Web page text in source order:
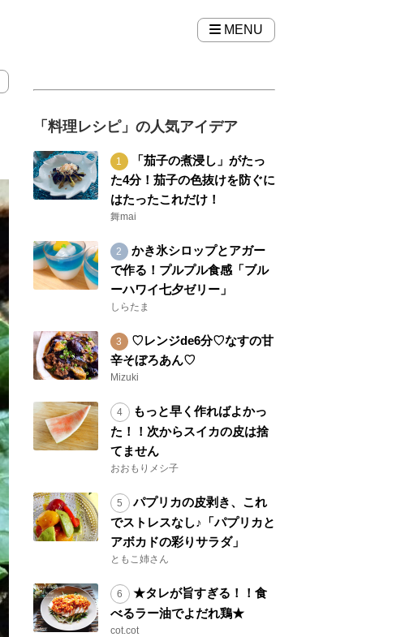
MENU
「料理レシピ」の人気アイデア
「茄子の煮浸し」がたっ
た4分！茄子の色抜けを防ぐに
はたったこれだけ！
舞mai
かき氷シロップとアガー
で作る！プルプル食感「ブル
ーハワイ七夕ゼリー」
しらたま
♡レンジde6分♡なすの甘
辛そぼろあん♡
Mizuki
もっと早く作ればよかっ
た！！次からスイカの皮は捨
てません
おおもりメシ子
パプリカの皮剥き、これ
でストレスなし♪「パプリカと
アボカドの彩りサラダ」
ともこ姉さん
★タレが旨すぎる！！食
べるラー油でよだれ鶏★
cot.cot